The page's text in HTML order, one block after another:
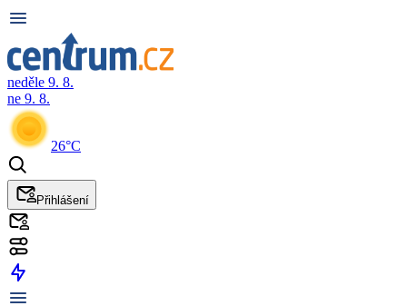
neděle 9. 8.
ne 9. 8.
26°C
Přihlášení